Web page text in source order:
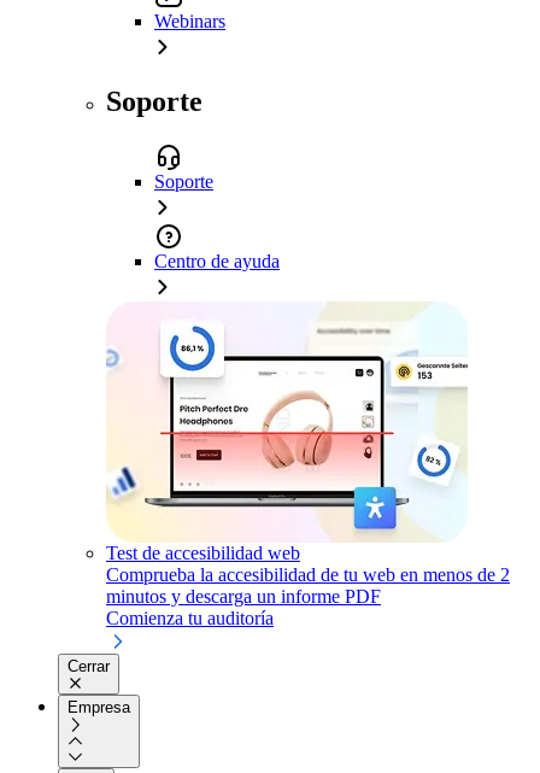
Webinars
Soporte
Soporte
Centro de ayuda
Test de accesibilidad web
Comprueba la accesibilidad de tu web en menos de 2
minutos y descarga un informe PDF
Comienza tu auditoría
Cerrar
Empresa